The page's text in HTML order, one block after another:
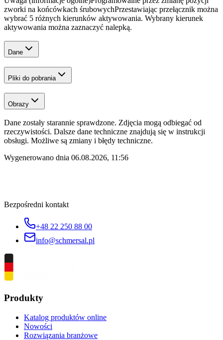
zworki na końcówkach śrubowychPrzestawiając przełącznik można
wybrać 5 różnych kierunków aktywowania. Wybrany kierunek
aktywowania można zaznaczyć nalepką.
Dane
Pliki do pobrania
Obrazy
Dane zostały starannie sprawdzone. Zdjęcia mogą odbiegać od
rzeczywistości. Dalsze dane techniczne znajdują się w instrukcji
obsługi. Możliwe są zmiany i błędy techniczne.
Wygenerowano dnia 06.08.2026, 11:56
Bezpośredni kontakt
+48 22 250 88 00
info@schmersal.pl
Produkty
Katalog produktów online
Nowości
Rozwiązania branżowe